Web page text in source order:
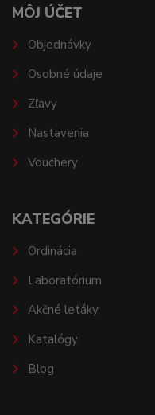
MÔJ ÚČET
Objednávky
Osobné údaje
Zľavy
Nastavenia
Vouchery
KATEGÓRIE
Ordinácia
Laboratórium
Akčné letáky
Katalógy
Blog